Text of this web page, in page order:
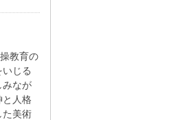
教育の
じる
みなが
と人格
た美術